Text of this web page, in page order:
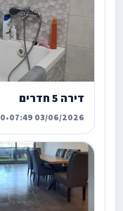
דירה 5 חדרים
03/06/2026 07:49
•